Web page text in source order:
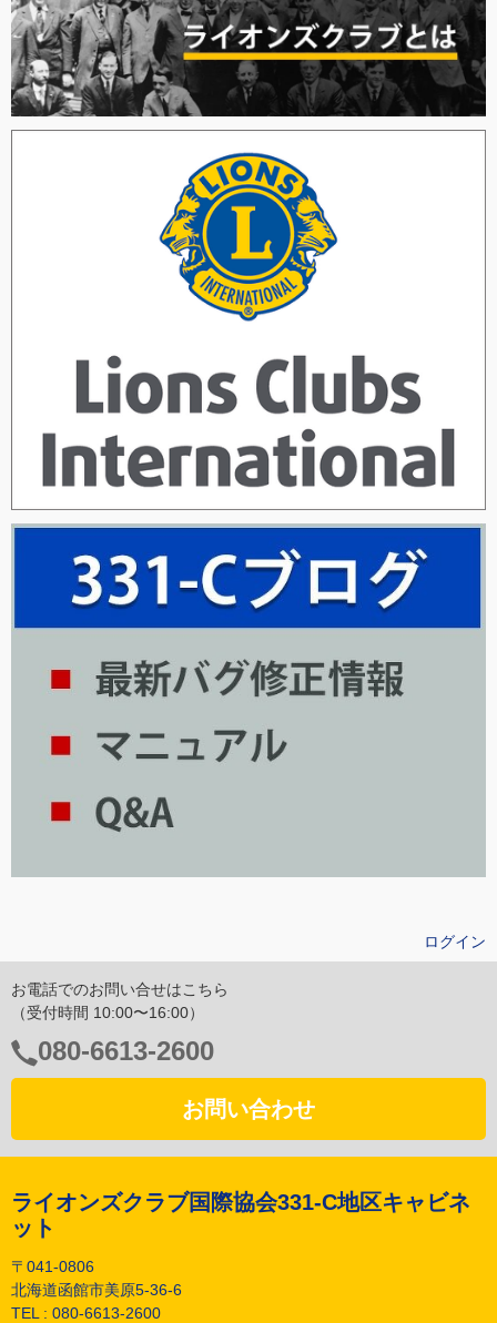
ログイン
お電話でのお問い合せはこちら
（受付時間 10:00〜16:00）
電
話
号：
080-6613-2600
お問い合わせ
ライオンズクラブ国際協会331-C地区キャビネ
ット
〒041-0806
北海道函館市美原5-36-6
TEL : 080-6613-2600